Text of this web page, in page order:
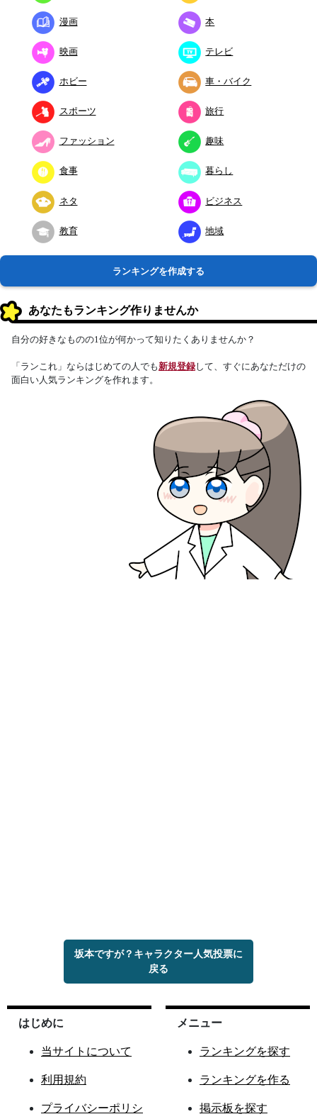
漫画 本
映画 テレビ
ホビー 車・バイク
スポーツ 旅行
ファッション 趣味
食事 暮らし
ネタ ビジネス
教育 地域
ランキングを作成する
あなたもランキング作りませんか
自分の好きなものの1位が何かって知りたくありませんか？
「ランこれ」ならはじめての人でも新規登録して、すぐにあなただけの
面白い人気ランキングを作れます。
坂本ですが？キャラクター人気投票に
戻る
はじめに
当サイトについて
利用規約
プライバシーポリシ
メニュー
ランキングを探す
ランキングを作る
掲示板を探す